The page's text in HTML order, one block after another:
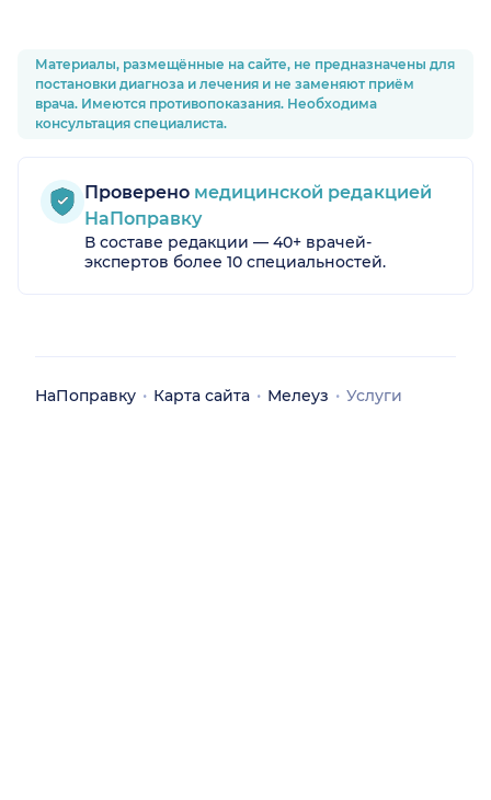
Материалы, размещённые на сайте, не предназначены для
постановки диагноза и лечения и не заменяют приём
врача. Имеются противопоказания. Необходима
консультация специалиста.
Проверено медицинской редакцией
НаПоправку
В составе редакции — 40+ врачей-
экспертов более 10 специальностей.
НаПоправку Карта сайта Мелеуз Услуги